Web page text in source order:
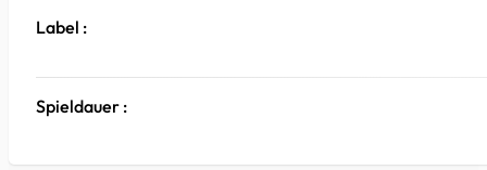
Label :
Spieldauer :